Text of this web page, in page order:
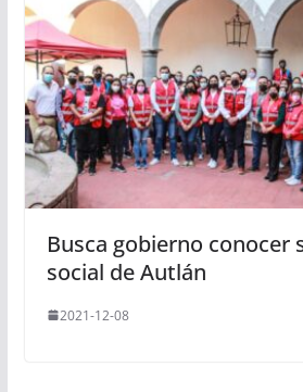
Busca gobierno conocer
social de Autlán
2021-12-08